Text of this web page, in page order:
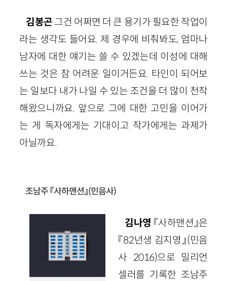
김봉곤 그건 어쩌면 더 큰 용기가 필요한 작업이
라는 생각도 들어요. 제 경우에 비춰봐도, 엄마나
남자에 대한 얘기는 쓸 수 있겠는데 이성에 대해
쓰는 것은 참 어려운 일이거든요. 타인이 되어보
는 일보다 내가 나일 수 있는 조건을 더 많이 천착
해왔으니까요. 앞으로 그에 대한 고민을 이어가
는 게 독자에게는 기대이고 작가에게는 과제가
아닐까요.
조남주 『사하맨션』(민음사)
김나영 『사하맨션』은
『82년생 김지영』(민음
사 2016)으로 밀리언
셀러를 기록한 조남주